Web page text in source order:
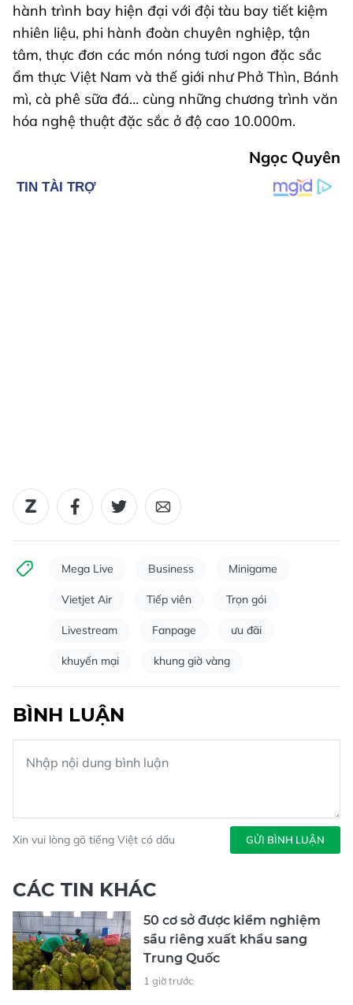
hành trình bay hiện đại với đội tàu bay tiết kiệm
nhiên liệu, phi hành đoàn chuyên nghiệp, tận
tâm, thực đơn các món nóng tươi ngon đặc sắc
ẩm thực Việt Nam và thế giới như Phở Thìn, Bánh
mì, cà phê sữa đá… cùng những chương trình văn
hóa nghệ thuật đặc sắc ở độ cao 10.000m.
Ngọc Quyên
Mega Live Business Minigame
Vietjet Air Tiếp viên Trọn gói
Livestream Fanpage ưu đãi
khuyến mại khung giờ vàng
BÌNH LUẬN
Xin vui lòng gõ tiếng Việt có dấu GỬI BÌNH LUẬN
CÁC TIN KHÁC
50 cơ sở được kiểm nghiệm
sầu riêng xuất khẩu sang
Trung Quốc
1 giờ trước